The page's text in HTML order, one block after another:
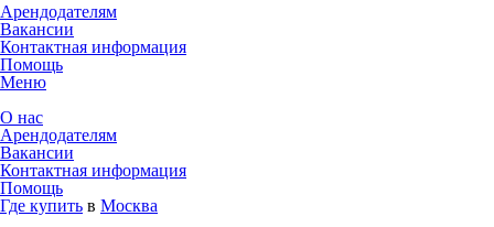
Арендодателям
Вакансии
Контактная информация
Помощь
Меню
О нас
Арендодателям
Вакансии
Контактная информация
Помощь
Где купить в Москва